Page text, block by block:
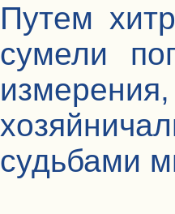
Путем
сумели
судьбами